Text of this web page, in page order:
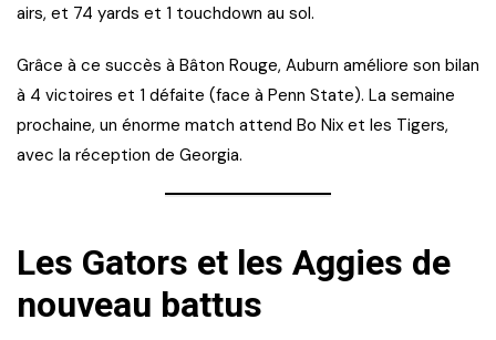
airs, et 74 yards et 1 touchdown au sol.
Grâce à ce succès à Bâton Rouge, Auburn améliore son bilan
à 4 victoires et 1 défaite (face à Penn State). La semaine
prochaine, un énorme match attend Bo Nix et les Tigers,
avec la réception de Georgia.
Les Gators et les Aggies de
nouveau battus